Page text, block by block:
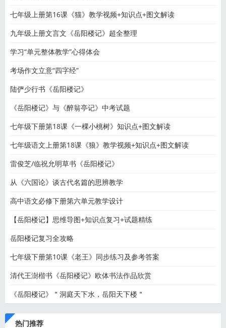
七年级上册第16课《猫》教学视频+知识点+图文解读
九年级上册文言文《岳阳楼记》超全整理
学习“单元整体教学”心得体会
考场作文立意“四字经”
陆俨少行书《岳阳楼记》
《岳阳楼记》与《醉翁亭记》中考试题
七年级下册第18课《一棵小桃树》知识点+图文解读
七年级语文上册第18课《狼》教学视频+知识点+图文解读
雷俊芝/临祝允明草书《岳阳楼记》
从《六国论》谈古代名篇的思辨教学
高中语文必修下册第六单元教学设计
【岳阳楼记】思维导图+知识点复习+试题精练
岳阳楼记复习全攻略
七年级下册第10课《老王》同步练习及参考答案
清代王澍楷书《岳阳楼记》欧体书法作品欣赏
《岳阳楼记》＂洞庭天下水，岳阳天下楼＂
热门推荐